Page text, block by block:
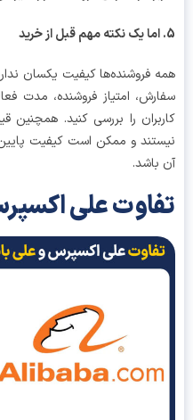
فروشنده‌ها کیفیت یکسان ندارند؛
امتیاز فروشنده، مدت
را بررسی کنید. همچنین
و ممکن است کیفیت پایین‌تر
علی اکسپرس و